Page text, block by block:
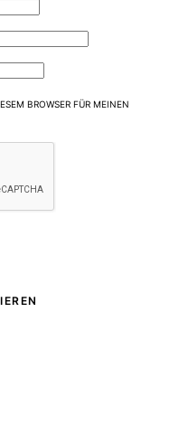
BROWSER FÜR MEINEN